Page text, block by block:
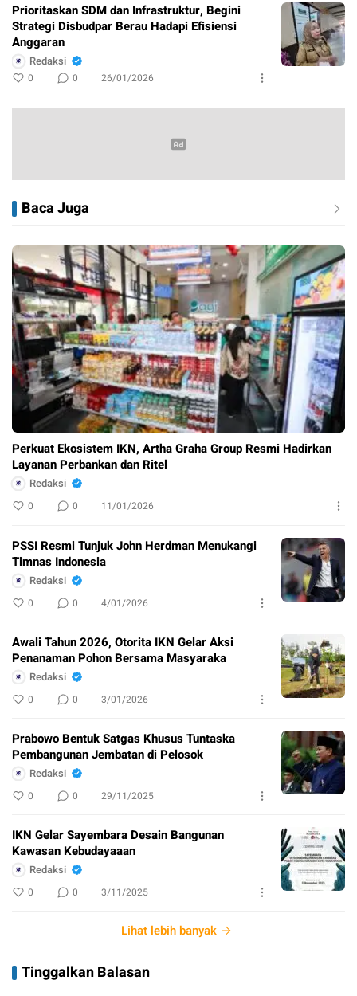
Prioritaskan SDM dan Infrastruktur, Begini
Strategi Disbudpar Berau Hadapi Efisiensi
Anggaran
Redaksi
0 0 26/01/2026
Baca Juga
Perkuat Ekosistem IKN, Artha Graha Group Resmi Hadirkan
Layanan Perbankan dan Ritel
Redaksi
0 0 11/01/2026
PSSI Resmi Tunjuk John Herdman Menukangi
Timnas Indonesia
Redaksi
0 0 4/01/2026
Awali Tahun 2026, Otorita IKN Gelar Aksi
Penanaman Pohon Bersama Masyaraka
Redaksi
0 0 3/01/2026
Prabowo Bentuk Satgas Khusus Tuntaska
Pembangunan Jembatan di Pelosok
Redaksi
0 0 29/11/2025
IKN Gelar Sayembara Desain Bangunan
Kawasan Kebudayaaan
Redaksi
0 0 3/11/2025
Lihat lebih banyak
Tinggalkan Balasan